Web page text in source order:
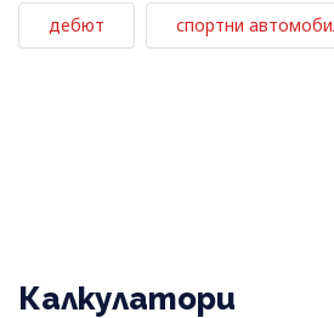
дебют спортни
Калкулатори